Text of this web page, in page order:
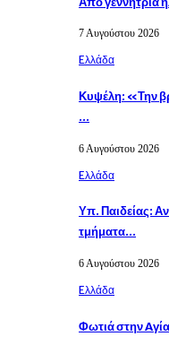
7 Αυγούστου 2026
Eλλάδα
Κυψέλη: «Την
…
6 Αυγούστου 2026
Eλλάδα
Υπ. Παιδείας:
τμήματα…
6 Αυγούστου 2026
Eλλάδα
Φωτιά στην